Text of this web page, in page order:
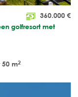
360.000 €
golfresort met
50 m2